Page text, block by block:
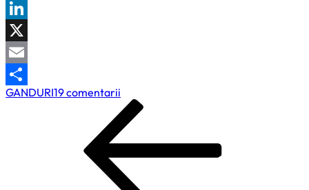
WhatsApp
LinkedIn
X
Email
Partajează
GANDURI19 comentarii
Ploua
peste
tot